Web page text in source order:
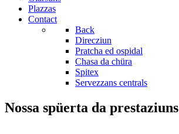
Plazzas
Contact
Back
Direcziun
Pratcha ed ospidal
Chasa da chüra
Spitex
Servezzans centrals
Nossa spüerta da prestaziuns